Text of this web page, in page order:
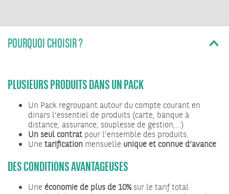
POURQUOI CHOISIR ?
PLUSIEURS PRODUITSDANS UN PACK
Un Pack regroupant autour du compte courant en
dinars l’essentiel de produits (carte, banque à
distance, assurance, souplesse de gestion,…)
Un seul contrat pour l’ensemble des produits.
Une tarification mensuelle unique et connue d’avance
DES CONDITIONS AVANTAGEUSES
Une économie de plus de 10%sur le tarif total